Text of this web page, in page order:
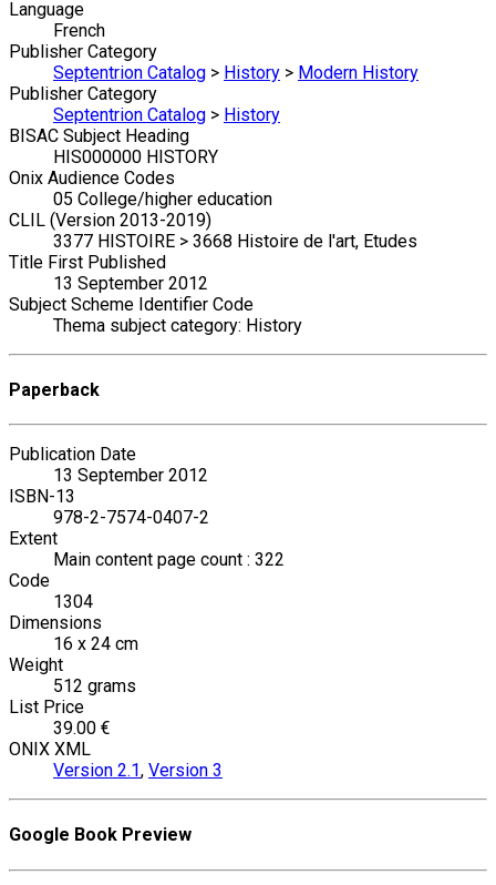
Language
French
Publisher Category
Septentrion Catalog > History > Modern History
Publisher Category
Septentrion Catalog > History
BISAC Subject Heading
HIS000000 HISTORY
Onix Audience Codes
05 College/higher education
CLIL (Version 2013-2019)
3377 HISTOIRE > 3668 Histoire de l'art, Etudes
Title First Published
13 September 2012
Subject Scheme Identifier Code
Thema subject category: History
Paperback
Publication Date
13 September 2012
ISBN-13
978-2-7574-0407-2
Extent
Main content page count : 322
Code
1304
Dimensions
16 x 24 cm
Weight
512 grams
List Price
39.00 €
ONIX XML
Version 2.1, Version 3
Google Book Preview